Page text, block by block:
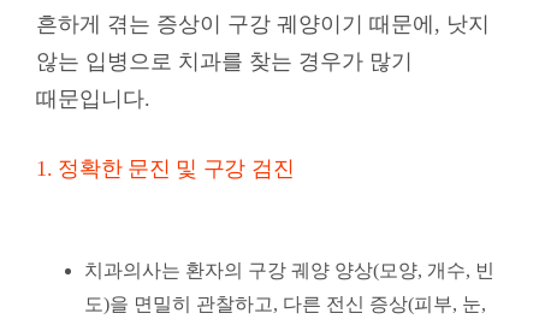
흔하게 겪는 증상이 구강 궤양이기 때문에, 낫지
않는 입병으로 치과를 찾는 경우가 많기
때문입니다.
1. 정확한 문진 및 구강 검진
치과의사는 환자의 구강 궤양 양상(모양, 개수, 빈
도)을 면밀히 관찰하고, 다른 전신 증상(피부, 눈,